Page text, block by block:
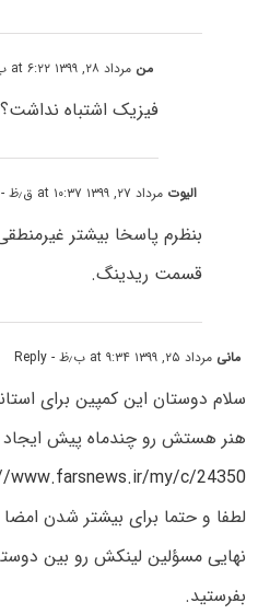
من مرداد ۲۸, ۱۳۹۹ at ۶:۲۲ ب٫ظ
فیزیک اشتباه نداشت؟
الیوت مرداد ۲۷, ۱۳۹۹ at ۱۰:۳۷ ق٫ظ - Reply
بنظرم پاسخا بیشتر
قسمت ریدینگ.
مانی مرداد ۲۵, ۱۳۹۹ at ۹:۳۴ ب٫ظ - Reply
سلام دوستان این کمپین برای
هنر هستش رو چندماه پیش
www.farsnews.ir/my/c/24350
لطفا و حتما برای بیشتر شدن
نهایی مسؤلین لینکش رو بین
بفرستید.